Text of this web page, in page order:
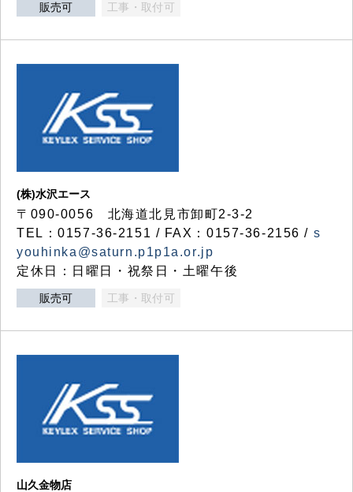
販売可 工事・取付可
(株)水沢エース
〒090-0056 北海道北見市卸町2-3-2
TEL：0157-36-2151 / FAX：0157-36-2156 / s
youhinka@saturn.p1p1a.or.jp
定休日：日曜日・祝祭日・土曜午後
販売可 工事・取付可
山久金物店